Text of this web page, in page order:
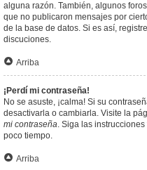
alguna razón. También, algunos
que no publicaron mensajes por
de la base de datos. Si es así,
discuciones.
Arriba
¡Perdí mi contraseña!
No se asuste, ¡calma! Si su
desactivarla o cambiarla. Visite la
mi contraseña. Siga las
poco tiempo.
Arriba